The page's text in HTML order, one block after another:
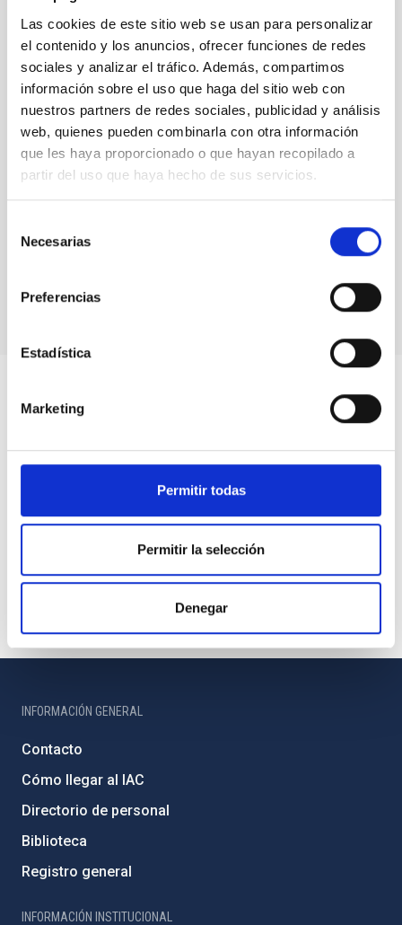
Las cookies de este sitio web se usan para personalizar
el contenido y los anuncios, ofrecer funciones de redes
sociales y analizar el tráfico. Además, compartimos
información sobre el uso que haga del sitio web con
nuestros partners de redes sociales, publicidad y análisis
web, quienes pueden combinarla con otra información
que les haya proporcionado o que hayan recopilado a
partir del uso que haya hecho de sus servicios.
Necesarias
Preferencias
Estadística
Marketing
Permitir todas
Permitir la selección
Denegar
INFORMACIÓN GENERAL
Contacto
Cómo llegar al IAC
Directorio de personal
Biblioteca
Registro general
INFORMACIÓN INSTITUCIONAL